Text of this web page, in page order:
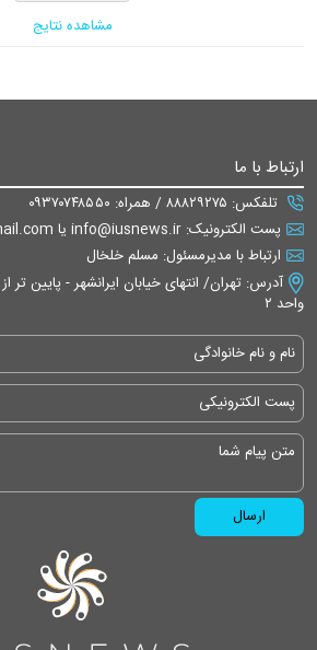
مشاهده نتایج
ارتباط با ما
تلفکس: ۸۸۸۲۹۲۷۵ / همراه: ۰۹۳۷۰۷۴۸۵۵۰
پست الکترونیک: info@iusnews.ir یا eiusnews@gmail.com
ارتباط با مدیرمسئول: مسلم خلخال
واحد ۲